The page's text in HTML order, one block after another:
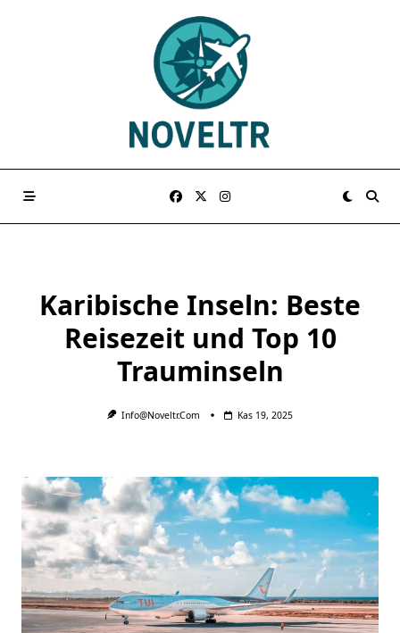
Karibische Inseln: Beste
Reisezeit und Top 10
Trauminseln
Info@noveltr.com Kas 19, 2025